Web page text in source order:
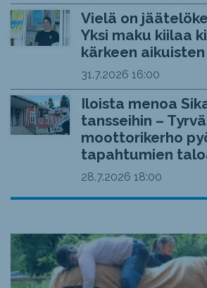
Vielä on
Yksi maku kiilaa
kärkeen
31.7.2026 16:00
Iloista menoa
tansseihin –
moottorikerho
tapahtumien
28.7.2026 18:00